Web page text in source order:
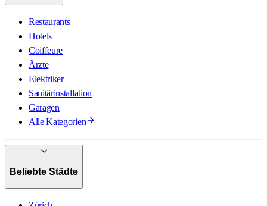
Restaurants
Hotels
Coiffeure
Ärzte
Elektriker
Sanitärinstallation
Garagen
Alle Kategorien
Beliebte Städte